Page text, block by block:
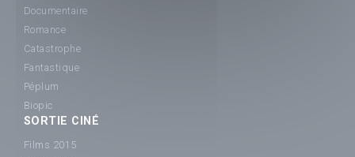
Documentaire
Romance
Catastrophe
Fantastique
Péplum
Biopic
SORTIE CINÉ
Films 2015